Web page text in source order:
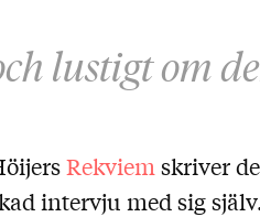
lustigt om
Rekviem skriver
intervju med sig